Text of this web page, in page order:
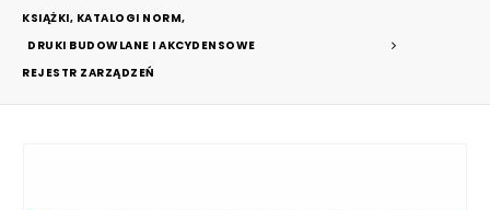
KSIĄŻKI, KATALOGI NORM,
DRUKI BUDOWLANE I AKCYDENSOWE
REJESTR ZARZĄDZEŃ